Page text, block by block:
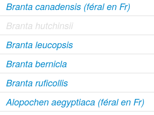
Branta canadensis (féral en Fr)
Branta hutchinsii
Branta leucopsis
Branta bernicla
Branta ruficollis
Alopochen aegyptiaca (féral en Fr)